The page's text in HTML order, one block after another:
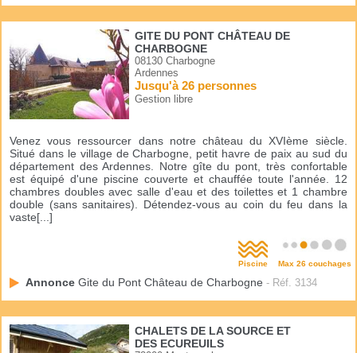
GITE DU PONT CHÂTEAU DE
CHARBOGNE
08130 Charbogne
Ardennes
Jusqu'à 26 personnes
Gestion libre
Venez vous ressourcer dans notre château du XVIème siècle.
Situé dans le village de Charbogne, petit havre de paix au sud du
département des Ardennes. Notre gîte du pont, très confortable
est équipé d'une piscine couverte et chauffée toute l'année. 12
chambres doubles avec salle d'eau et des toilettes et 1 chambre
double (sans sanitaires). Détendez-vous au coin du feu dans la
vaste[...]
Piscine Max 26 couchages
Annonce Gite du Pont Château de Charbogne - Réf. 3134
CHALETS DE LA SOURCE ET
DES ECUREUILS